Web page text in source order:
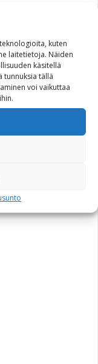
kuten
laitetietoja. Näiden
käsitellä
tunnuksia tällä
voi vaikuttaa